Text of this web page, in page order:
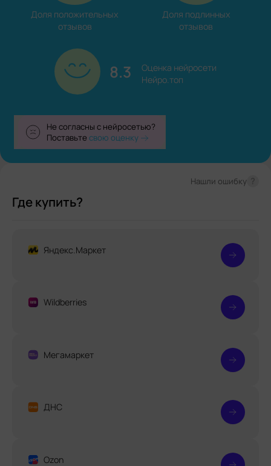
Доля положительных
отзывов
Доля подлинных
отзывов
8.3
Оценка нейросети
Нейро.топ
Не согласны с нейросетью?
Поставьтесвою оценку
Где купить?
Нашли ошибку
Яндекс.Маркет
Wildberries
Мегамаркет
ДНС
Ozon